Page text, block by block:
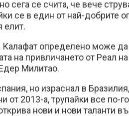
сега се счита, че вече
се в един от най-добрите
елит.
определено може да
на привличането от Реал
Милитао.
но израснал в
от 2013-а, трупайки все по-
нови и нови таланти